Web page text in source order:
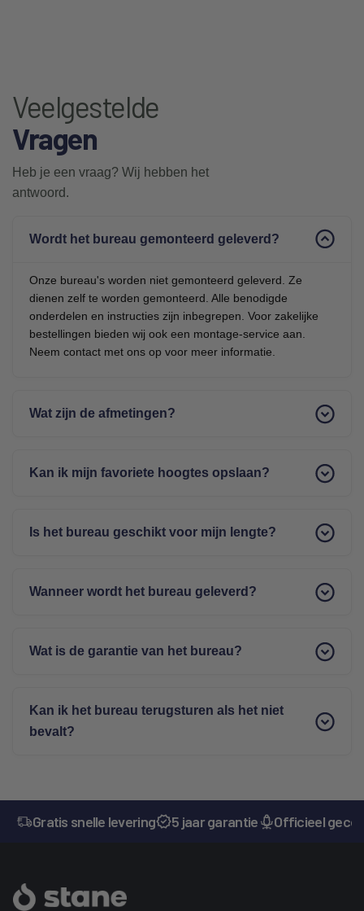
Veelgestelde
Vragen
Heb je een vraag? Wij hebben het
antwoord.
Wordt het bureau gemonteerd geleverd?
Onze bureau's worden niet gemonteerd geleverd. Ze
dienen zelf te worden gemonteerd. Alle benodigde
onderdelen en instructies zijn inbegrepen. Voor zakelijke
bestellingen bieden wij ook een montage-service aan.
Neem contact met ons op voor meer informatie.
Wat zijn de afmetingen?
Je kunt kiezen uit de kleurcombinatie Oak-Zwart of Wit-
Kan ik mijn favoriete hoogtes opslaan?
op de knop instellen.
Is het bureau geschikt voor mijn lengte?
Met een verstelbare hoogte van het frame van 70 cm tot
115 cm (+het blad van 1,8cm) kun je zowel zittend als
Wanneer wordt het bureau geleverd?
genieten.
Wat is de garantie van het bureau?
staan wij voor je klaar!
Kan ik het bureau terugsturen als het niet
bevalt?
kosteloos worden teruggestuurd.
Gratis snelle levering 5 jaar garantie Officieel